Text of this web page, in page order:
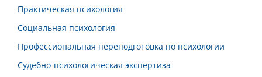
Практическая психология
Социальная психология
Профессиональная переподготовка по психологии
Судебно-психологическая экспертиза